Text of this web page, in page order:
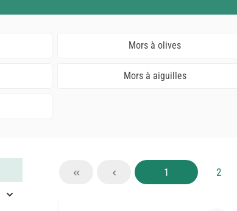
Mors à olives
Mors à aiguilles
Page
1 Page
2